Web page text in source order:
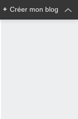
+ Créer mon blog